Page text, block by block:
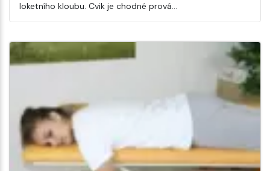
loketního kloubu. Cvik je chodné prová…